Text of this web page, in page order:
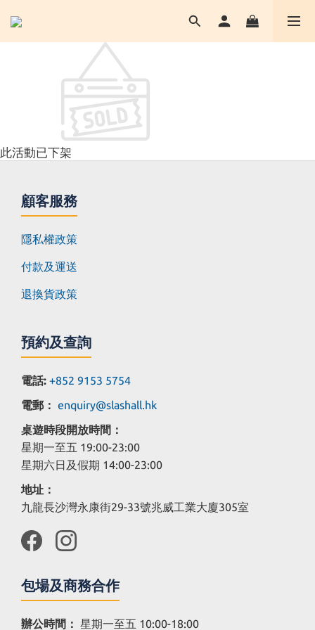
此活動已下架
顧客服務
隱私權政策
付款及運送
退換貨政策
預約及查詢
電話: +852 9153 5754
電郵： enquiry@slashall.hk
桌遊時段開放時間：
星期一至五 19:00-23:00
星期六日及假期 14:00-23:00
地址：
九龍長沙灣永康街29-33號兆威工業大廈305室
包場及商務合作
辦公時間： 星期一至五 10:00-18:00